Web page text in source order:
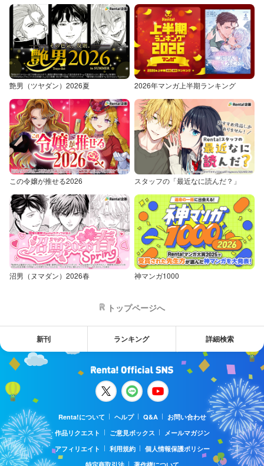
艶男（ツヤダン）2026夏 2026年マンガ上半期ランキング
この令嬢が推せる2026 スタッフの「最近なに読んだ？」
沼男（ヌマダン）2026春 神マンガ1000
トップページへ
新刊 ランキング 詳細検索
Renta!について ヘルプ Q&A
お問い合わせ
作品リクエスト
ご意見ボックス
メールマガジン
アフィリエイト
利用規約
個人情報保護ポリシー